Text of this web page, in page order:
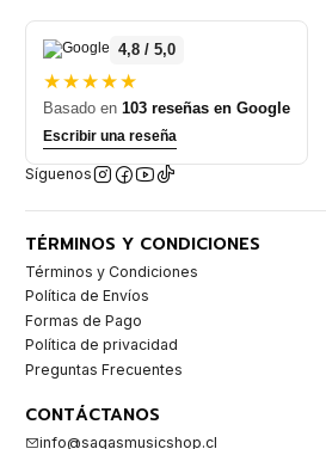
4,8 / 5,0
★★★★★
Basado en 103 reseñas en Google
Escribir una reseña
Síguenos
TÉRMINOS Y CONDICIONES
Términos y Condiciones
Política de Envíos
Formas de Pago
Política de privacidad
Preguntas Frecuentes
CONTÁCTANOS
info@sagasmusicshop.cl